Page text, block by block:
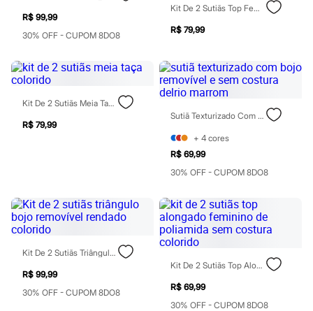
Camisas
Casacos e Jaquetas
Jeans
Shorts e Bermudas
Todos os produtos
Infantil
Em alta
Arrumadinho para os meninos
Romântico para as meninas
4 a 12 anos
10 a 16 anos
Roupas menino
0 a 24 meses
1 a 5 anos
10 a 16 anos
Acessórios
Recém-nascido
R$ 99,99
30% OFF - CUPOM 8DO8
Kit De 2 Sutiãs Top Feminino Sem Costura Colorido
R$ 79,99
Kit De 2 Sutiãs Meia Taça Colorido
R$ 79,99
Sutiã Texturizado Com Bojo Removível E Sem Costura Delrio Marrom
+ 4 cores
R$ 69,99
30% OFF - CUPOM 8DO8
Kit De 2 Sutiãs Triângulo Bojo Removível Rendado Colorido
R$ 99,99
30% OFF - CUPOM 8DO8
Kit De 2 Sutiãs Top Alongado Feminino De Poliamida Sem Costura Colorido
R$ 69,99
30% OFF - CUPOM 8DO8